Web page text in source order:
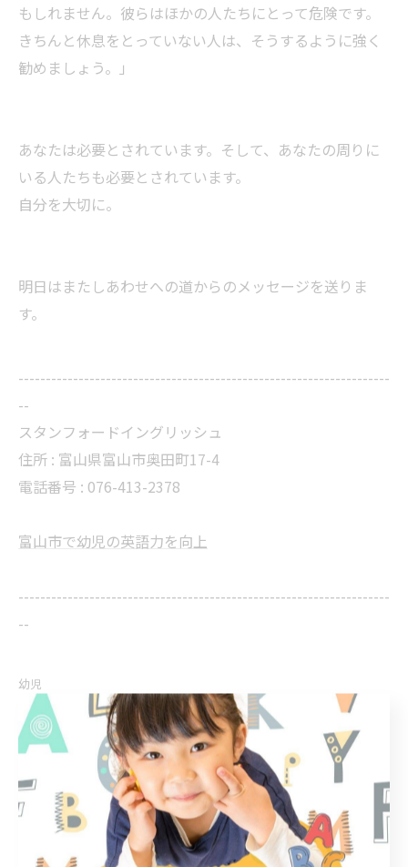
もしれません。彼らはほかの人たちにとって危険です。
きちんと休息をとっていない人は、そうするように強く
勧めましょう。」
あなたは必要とされています。そして、あなたの周りに
いる人たちも必要とされています。
自分を大切に。
明日はまたしあわせへの道からのメッセージを送りま
す。
--------------------------------------------------------------------
--
スタンフォードイングリッシュ
住所 : 富山県富山市奥田町17-4
電話番号 : 076-413-2378
富山市で幼児の英語力を向上
--------------------------------------------------------------------
--
幼児
< 前のページ 一覧に戻る 次のページ >
関連タグ